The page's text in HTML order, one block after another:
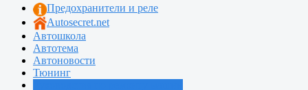
Предохранители и реле
Autosecret.net
Автошкола
Автотема
Автоновости
Тюнинг